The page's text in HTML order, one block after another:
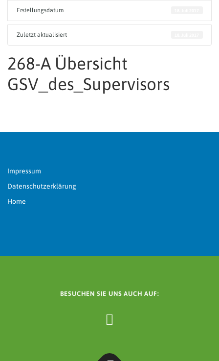
Erstellungsdatum
Zuletzt aktualisiert
268-A Übersicht
GSV_des_Supervisors
Impressum
Datenschutzerklärung
Home
BESUCHEN SIE UNS AUCH AUF: